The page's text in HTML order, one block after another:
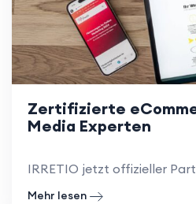
Zertifizierte
Media Experten
IRRETIO jetzt offizieller
Mehr lesen